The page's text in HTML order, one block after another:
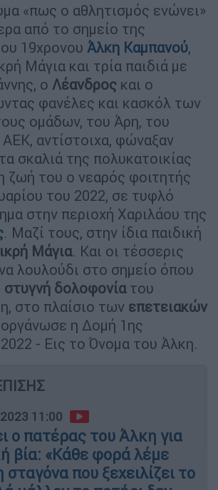
«πως ο αθλητισμός ενώνει»
από το σημείο της
19χρονου Άλκη Καμπανού,
Μάγια και τρία παιδιά με
o Λέανδρος και ο
φανέλες και κασκόλ των
ομάδων, του Άρη, του
αντίστοιχα, φώναξαν
σκαλιά της πολυκατοικίας
ζωή του ο νεαρός φοιτητής
του 2022, σε τυφλό
στην περιοχή Χαριλάου της
. Μαζί τους, στην ίδια παιδική
Μάγια. Και οι τέσσερις
λουλούδι στο σημείο όπου
στυγνή δολοφονίατου
στο πλαίσιο των επετειακών
η Δομή 1ης
- Εις το Όνομα του Άλκη.
11:00
ο πατέρας του Άλκη για
βία: «Κάθε φορά λέμε
σταγόνα που ξεχειλίζει το